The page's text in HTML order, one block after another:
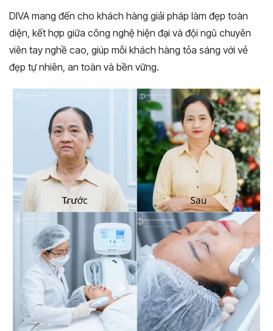
DIVA mang đến cho khách hàng giải pháp làm đẹp toàn
diện, kết hợp giữa công nghệ hiện đại và đội ngũ chuyên
viên tay nghề cao, giúp mỗi khách hàng tỏa sáng với vẻ
đẹp tự nhiên, an toàn và bền vững.